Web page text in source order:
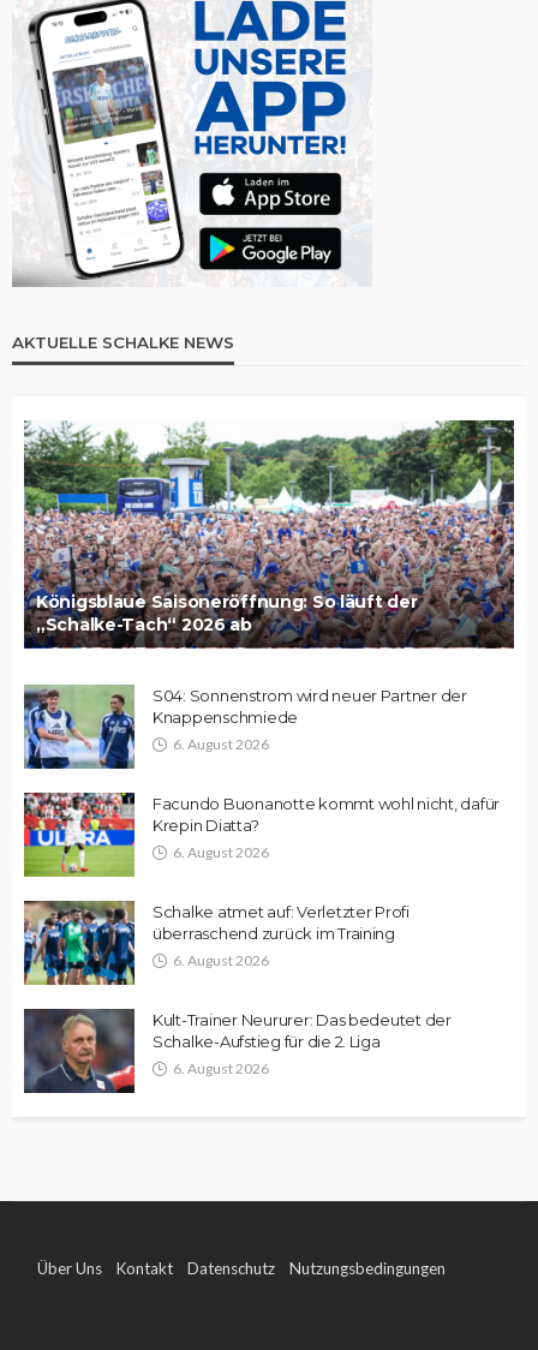
AKTUELLE SCHALKE NEWS
Königsblaue Saisoneröffnung: So läuft der
„Schalke-Tach“ 2026 ab
S04: Sonnenstrom wird neuer Partner der
Knappenschmiede
6. August 2026
Facundo Buonanotte kommt wohl nicht, dafür
Krepin Diatta?
6. August 2026
Schalke atmet auf: Verletzter Profi
überraschend zurück im Training
6. August 2026
Kult-Trainer Neururer: Das bedeutet der
Schalke-Aufstieg für die 2. Liga
6. August 2026
Über Uns Kontakt Datenschutz Nutzungsbedingungen